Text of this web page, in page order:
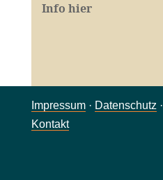
Info hier
Impressum· Datenschutz ·
Kontakt